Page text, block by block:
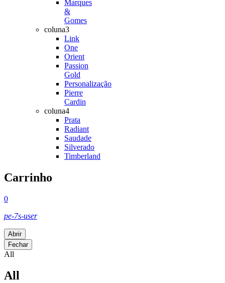
Marques
&
Gomes
coluna3
Link
One
Orient
Passion
Gold
Personalização
Pierre
Cardin
coluna4
Prata
Radiant
Saudade
Silverado
Timberland
Carrinho
0
pe-7s-user
Abrir
Fechar
All
All